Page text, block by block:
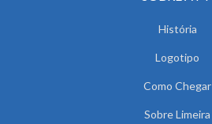
História
Logotipo
Como Chegar
Sobre Limeira